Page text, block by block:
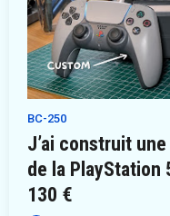
BC-250
J’ai construit
de la PlayStation
130 €